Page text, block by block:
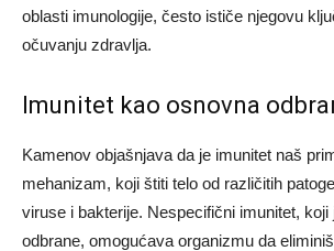
oblasti imunologije, često ističe njegovu
očuvanju zdravlja.
Imunitet kao osnovna
Kamenov objašnjava da je imunitet naš
mehanizam, koji štiti telo od različitih
viruse i bakterije. Nespecifični imunitet, koji
odbrane, omogućava organizmu da